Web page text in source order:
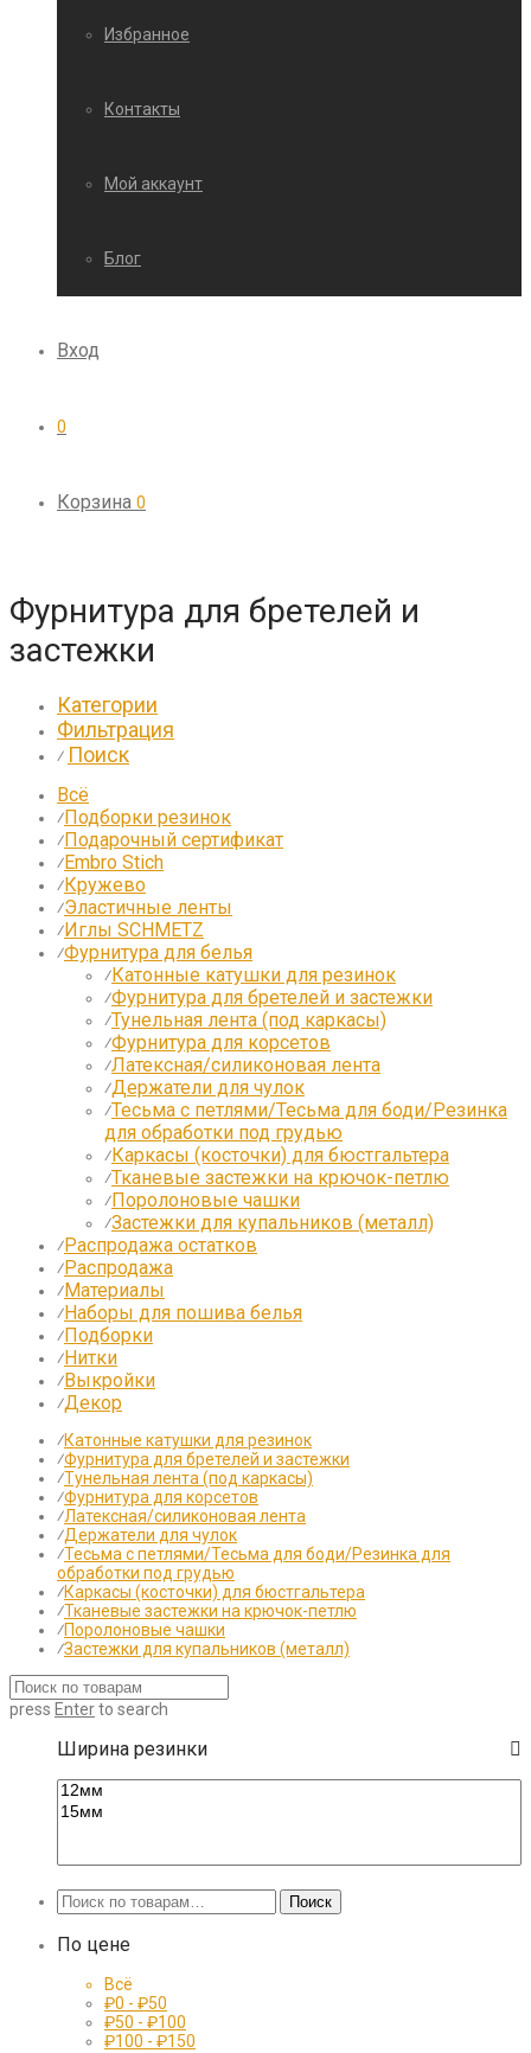
Избранное
Контакты
Мой аккаунт
Блог
Вход
0
Корзина 0
Фурнитура для бретелей и
застежки
Категории
Фильтрация
⁄ Поиск
Всё
⁄Подборки резинок
⁄Подарочный сертификат
⁄Embro Stich
⁄Кружево
⁄Эластичные ленты
⁄Иглы SCHMETZ
⁄Фурнитура для белья
⁄Катонные катушки для резинок
⁄Фурнитура для бретелей и застежки
⁄Тунельная лента (под каркасы)
⁄Фурнитура для корсетов
⁄Латексная/силиконовая лента
⁄Держатели для чулок
⁄Тесьма с петлями/Тесьма для боди/Резинка
для обработки под грудью
⁄Каркасы (косточки) для бюстгальтера
⁄Тканевые застежки на крючок-петлю
⁄Поролоновые чашки
⁄Застежки для купальников (металл)
⁄Распродажа остатков
⁄Распродажа
⁄Материалы
⁄Наборы для пошива белья
⁄Подборки
⁄Нитки
⁄Выкройки
⁄Декор
⁄Катонные катушки для резинок
⁄Фурнитура для бретелей и застежки
⁄Тунельная лента (под каркасы)
⁄Фурнитура для корсетов
⁄Латексная/силиконовая лента
⁄Держатели для чулок
⁄Тесьма с петлями/Тесьма для боди/Резинка для
обработки под грудью
⁄Каркасы (косточки) для бюстгальтера
⁄Тканевые застежки на крючок-петлю
⁄Поролоновые чашки
⁄Застежки для купальников (металл)
press Enterto search
Ширина резинки
Искать: Поиск
По цене
Всё
₽0 - ₽50
₽50 - ₽100
₽100 - ₽150